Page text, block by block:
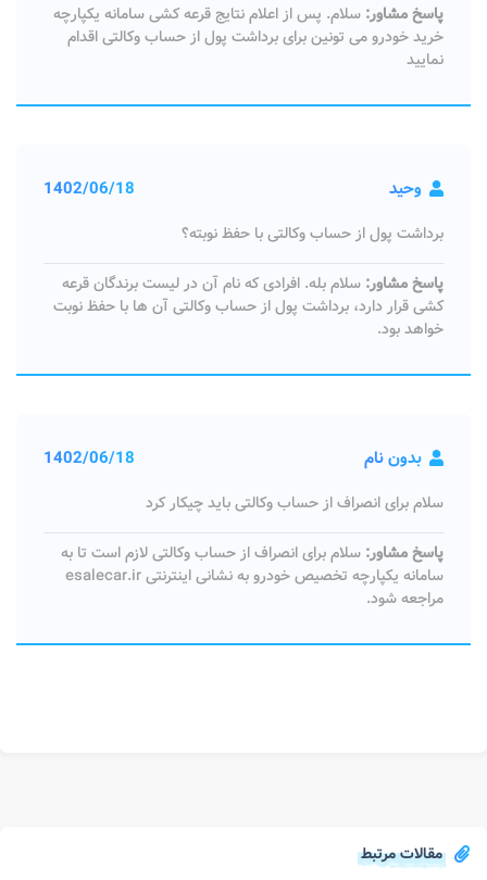
مقالات مرتبط
پاسخ مشاور: سلام. پس از اعلام نتایج قرعه کشی سامانه یکپارچه
خرید خودرو می تونین برای برداشت پول از حساب وکالتی اقدام
نمایید
وحید 1402/06/18
برداشت پول از حساب وکالتی با حفظ نوبته؟
پاسخ مشاور: سلام بله. افرادی که نام آن در لیست برندگان قرعه
کشی قرار دارد، برداشت پول از حساب وکالتی آن ها با حفظ نوبت
خواهد بود.
بدون نام 1402/06/18
سلام برای انصراف از حساب وکالتی باید چیکار کرد
پاسخ مشاور: سلام برای انصراف از حساب وکالتی لازم است تا به
سامانه یکپارچه تخصیص خودرو به نشانی اینترنتی esalecar.ir
مراجعه شود.